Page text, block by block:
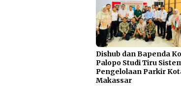
Dishub dan Bapenda
Palopo Studi Tiru
Pengelolaan Parkir
Makassar